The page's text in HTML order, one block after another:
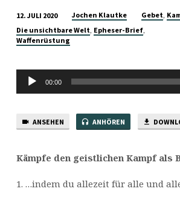
EPHESER
6,18-
12. JULI 2020 Jochen Klautke Gebet,
Die unsichtbare Welt, Epheser-Brief,
Waffenrüstung
Audio-
Player
00:00
ANSEHEN ANHÖREN
Kämpfe den geistlichen Kampf als
1. …indem du allezeit für alle und